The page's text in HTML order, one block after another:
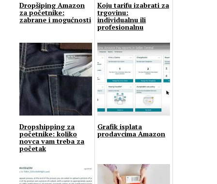
Dropšiping Amazon
za početnike:
zabrane i mogućnosti
Koju tarifu izabrati za
trgovinu:
individualnu ili
profesionalnu
Dropshipping za
početnike: koliko
novca vam treba za
početak
Grafik isplata
prodavcima Amazon